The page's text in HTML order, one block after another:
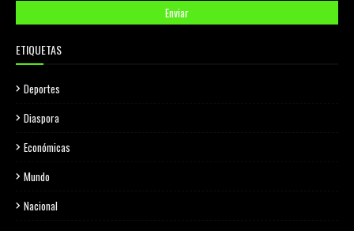
ETIQUETAS
Deportes
Diaspora
Económicas
Mundo
Nacional